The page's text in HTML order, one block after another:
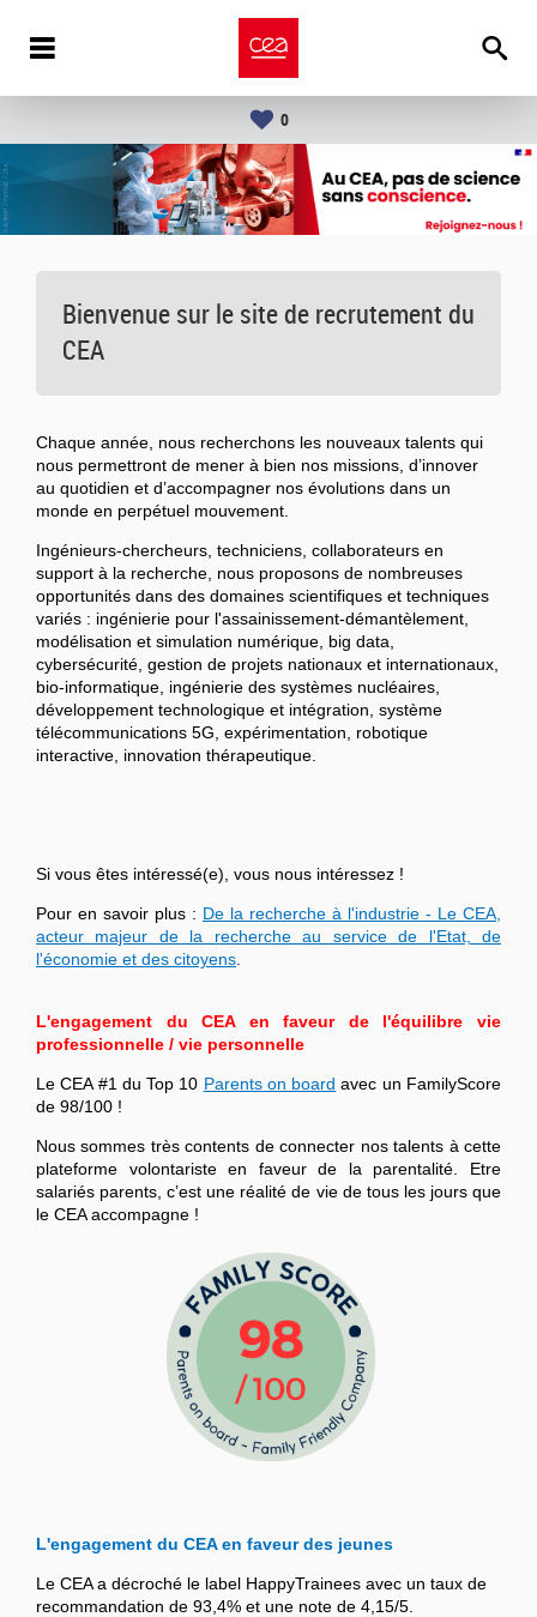
0
Bienvenue sur le site de recrutement du
CEA
Chaque année, nous recherchons les nouveaux talents qui
nous permettront de mener à bien nos missions, d’innover
au quotidien et d’accompagner nos évolutions dans un
monde en perpétuel mouvement.
Ingénieurs-chercheurs, techniciens, collaborateurs en
support à la recherche, nous proposons de nombreuses
opportunités dans des domaines scientifiques et techniques
variés : ingénierie pour l'assainissement-démantèlement,
modélisation et simulation numérique, big data,
cybersécurité, gestion de projets nationaux et internationaux,
bio-informatique, ingénierie des systèmes nucléaires,
développement technologique et intégration, système
télécommunications 5G, expérimentation, robotique
interactive, innovation thérapeutique.
Si vous êtes intéressé(e), vous nous intéressez !
Pour en savoir plus : De la recherche à l'industrie - Le CEA,
acteur majeur de la recherche au service de l'Etat, de
l'économie et des citoyens
L'engagement du CEA en faveur de l'équilibre vie
professionnelle / vie personnelle
Le CEA #1 du Top 10 Parents on board avec un FamilyScore
de 98/100 !
Nous sommes très contents de connecter nos talents à cette
plateforme volontariste en faveur de la parentalité. Etre
salariés parents, c’est une réalité de vie de tous les jours que
le CEA accompagne !
L'engagement du CEA en faveur des jeunes
Le CEA a décroché le label HappyTrainees avec un taux de
recommandation de 93,4% et une note de 4,15/5.